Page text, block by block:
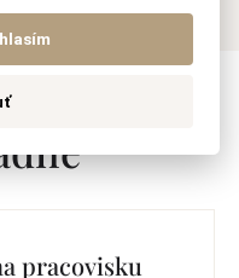
pracovisku